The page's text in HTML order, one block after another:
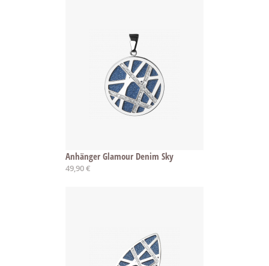
Anhänger Glamour Denim Sky
49,90 €